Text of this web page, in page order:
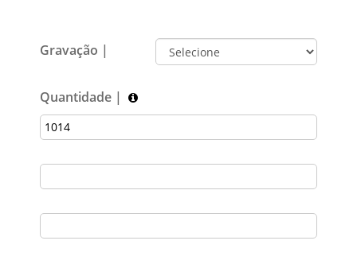
Gravação |
Quantidade |